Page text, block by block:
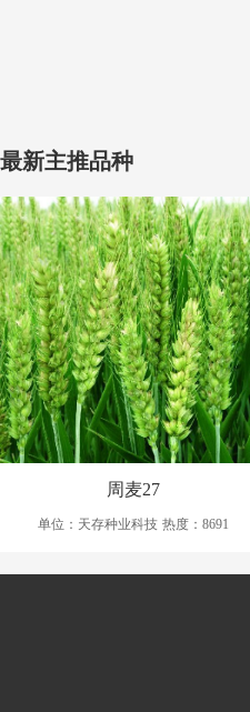
最新主推品种
周麦27
单位：天存种业科技 热度：8691